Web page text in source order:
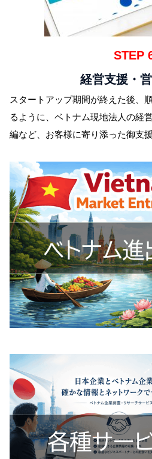
STEP
経営支援・
スタートアップ期間が終えた後、
るように、ベトナム現地法人の経
編など、お客様に寄り添った御支